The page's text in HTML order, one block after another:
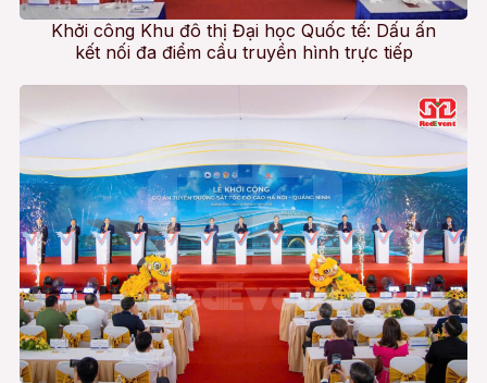
Khởi công Khu đô thị Đại học Quốc tế: Dấu ấn
kết nối đa điểm cầu truyền hình trực tiếp